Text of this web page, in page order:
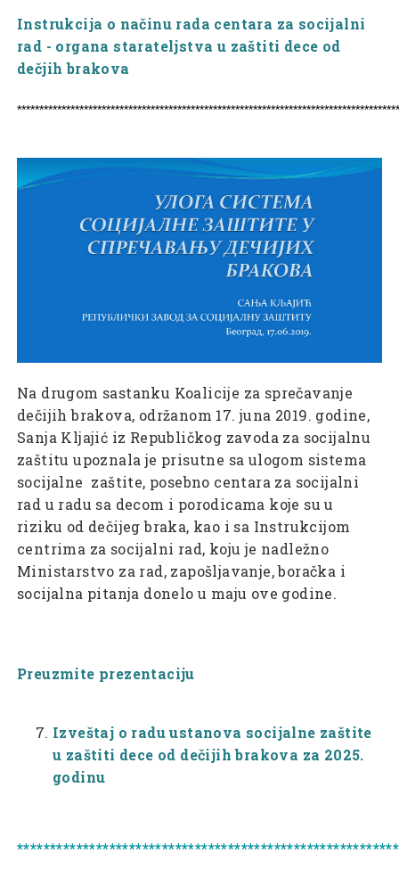
Instrukcija o načinu rada centara za socijalni
rad - organa starateljstva u zaštiti dece od
dečjih brakova
Na drugom sastanku Koalicije za sprečavanje
dečijih brakova, održanom 17. juna 2019. godine,
Sanja Kljajić iz Republičkog zavoda za socijalnu
zaštitu upoznala je prisutne sa ulogom sistema
socijalne zaštite, posebno centara za socijalni
rad u radu sa decom i porodicama koje su u
riziku od dečijeg braka, kao i sa Instrukcijom
centrima za socijalni rad, koju je nadležno
Ministarstvo za rad, zapošljavanje, boračka i
socijalna pitanja donelo u maju ove godine.
Preuzmite prezentaciju
Izveštaj o radu ustanova socijalne zaštite
u zaštiti dece od dečijih brakova za 2025.
godinu